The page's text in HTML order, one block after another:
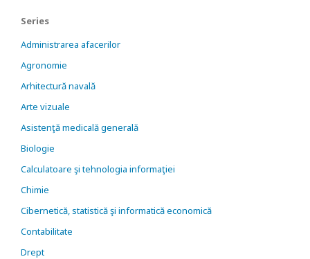
Series
Administrarea afacerilor
Agronomie
Arhitectură navală
Arte vizuale
Asistenţă medicală generală
Biologie
Calculatoare şi tehnologia informaţiei
Chimie
Cibernetică, statistică şi informatică economică
Contabilitate
Drept